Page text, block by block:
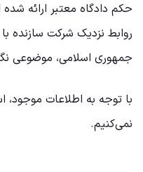
حکم دادگاه معتبر ارائه
روابط نزدیک شرکت سازنده
جمهوری اسلامی، موضوعی
با توجه به اطلاعات موجود،
نمی‌کنیم.